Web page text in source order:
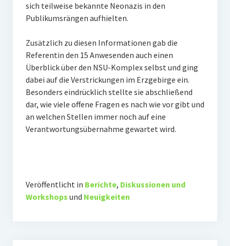
Stolpersteine
Sonstiges
Impressum
Datenschutz
sich teilweise bekannte Neonazis in den
Publikumsrängen aufhielten.
Zusätzlich zu diesen Informationen gab die
Referentin den 15 Anwesenden auch einen
Überblick über den NSU-Komplex selbst und ging
dabei auf die Verstrickungen im Erzgebirge ein.
Besonders eindrücklich stellte sie abschließend
dar, wie viele offene Fragen es nach wie vor gibt und
an welchen Stellen immer noch auf eine
Verantwortungsübernahme gewartet wird.
Veröffentlicht in Berichte, Diskussionen und
Workshops und Neuigkeiten